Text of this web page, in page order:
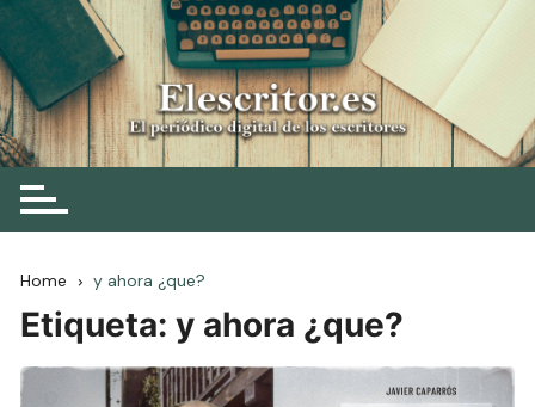
Skip
to
content
Elescritor.es
El periódico digital de los escritores
Home y ahora ¿que?
Etiqueta:y ahora ¿que?